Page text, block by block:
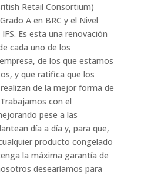
Retail Consortium)
A en BRC y el Nivel
Es esta una renovación
cada uno de los
de los que estamos
y que ratifica que los
de la mejor forma de
con el
pese a las
día a día y, para que,
producto congelado
la máxima garantía de
desearíamos para